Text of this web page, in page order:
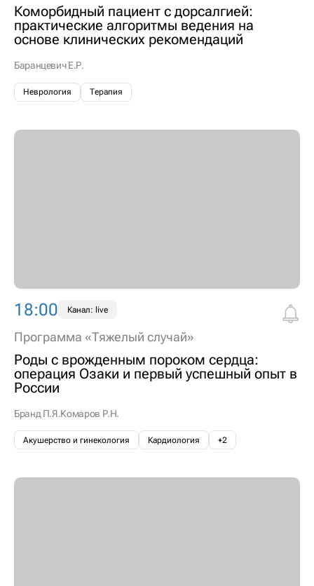
Коморбидный пациент с дорсалгией:
практические алгоритмы ведения на
основе клинических рекомендаций
Баранцевич Е.Р.
Неврология Терапия
18:00 Канал: live
Программа «Тяжелый случай»
Роды с врожденным пороком сердца:
операция Озаки и первый успешный опыт в
России
Бранд П.Я.Комаров Р.Н.
Акушерство и гинекология Кардиология +2